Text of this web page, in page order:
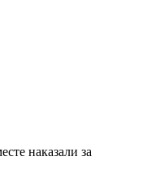
наказали за